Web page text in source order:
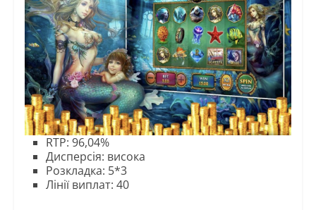
RTP: 96,04%
Дисперсія: висока
Розкладка: 5*3
Лінії виплат: 40